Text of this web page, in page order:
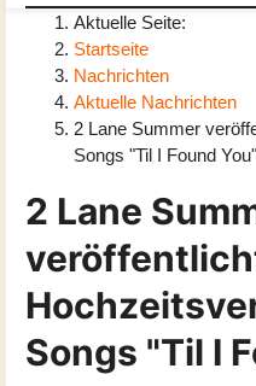
Aktuelle Seite:
Startseite
Nachrichten
Aktuelle Nachrichten
2 Lane Summer
Songs "Til I Found You"
2 Lane
Songs "Til I